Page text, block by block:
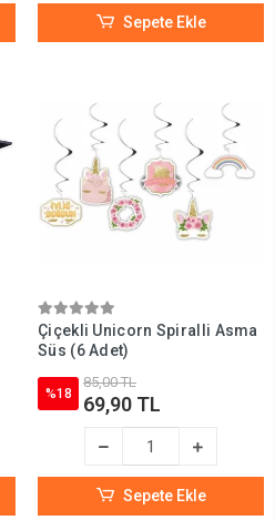
Sepete Ekle
Çiçekli Unicorn Spiralli Asma
Süs (6 Adet)
%18
85,00 TL
69,90 TL
Sepete Ekle